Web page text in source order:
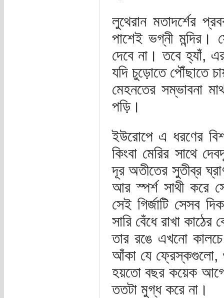
লুথেরান মতাদর্শের
পাশেই ভগ্নী মন্দির।
দেবে না। তবে হ্যাঁ,
যদি চুড়োতে পৌঁছাতে
মেহনতের সম্ভাবনা
পড়ি।
ইউরোপে এ ধরণের
কিংবা মেরির সাথে
দূর অতীতের সুতীব্র
আর স্পর্শ সাথী করে
সেই গির্জাটি সেসব
সারি বেঁধে রাখা
তার রঙে এখনো
আঁকা যে ফ্রেস্কগুলো,
হয়তো বছর কয়েক
ততটা মুগ্ধ করে না।